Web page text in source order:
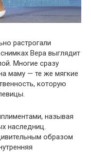
растрогали
Вера выглядит
Многие сразу
маму — те же мягкие
которую
называя
наследниц.
образом